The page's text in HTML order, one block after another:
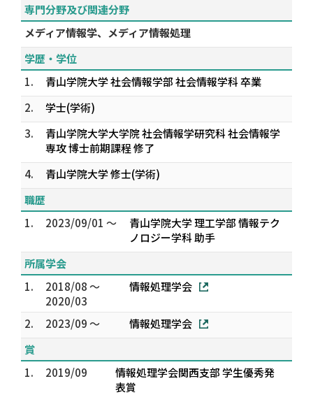
専門分野及び関連分野
メディア情報学、メディア情報処理
学歴・学位
1.
青山学院大学 社会情報学部 社会情報学科 卒業
2.
学士(学術)
3.
青山学院大学大学院 社会情報学研究科 社会情報学
専攻 博士前期課程 修了
4.
青山学院大学 修士(学術)
職歴
1.
2023/09/01 ～
青山学院大学 理工学部 情報テク
ノロジー学科 助手
所属学会
1.
2018/08 ～
2020/03
情報処理学会
2. 2023/09 ～
情報処理学会
賞
1.
2019/09
情報処理学会関西支部 学生優秀発
表賞